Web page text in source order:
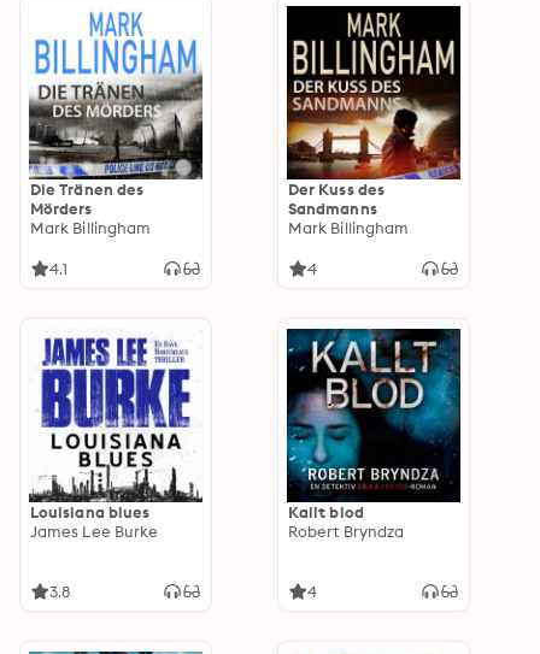
Die Tränen des
Mörders
Mark Billingham
4.1
Der Kuss des
Sandmanns
Mark Billingham
4
Louisiana blues
James Lee Burke
3.8
Kallt blod
Robert Bryndza
4